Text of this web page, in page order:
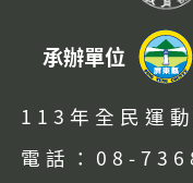
承辦單位
113年全民運
電話：08-